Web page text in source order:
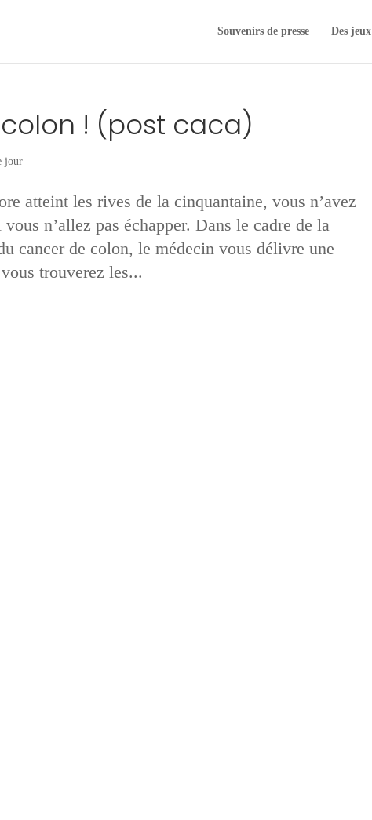
Souvenirs de presse Des jeux
! (post caca)
jour
atteint les rives de la cinquantaine, vous n’avez
n’allez pas échapper. Dans le cadre de la
cancer de colon, le médecin vous délivre une
trouverez les...